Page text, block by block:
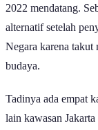
2022 mendatang.
alternatif setelah
Negara karena takut
budaya.
Tadinya ada empat
lain kawasan